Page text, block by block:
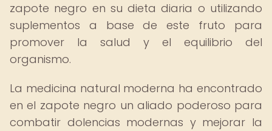
zapote negro en su dieta diaria o utilizando
suplementos a base de este fruto para
promover la salud y el equilibrio del
organismo.
La medicina natural moderna ha encontrado
en el zapote negro un aliado poderoso para
combatir dolencias modernas y mejorar la